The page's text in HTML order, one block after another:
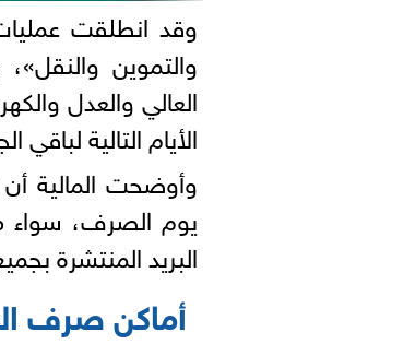
وقد انطلقت
والتموين
العالي والعدل
الأيام التالية
البريد المنتشرة
أماكن صرف